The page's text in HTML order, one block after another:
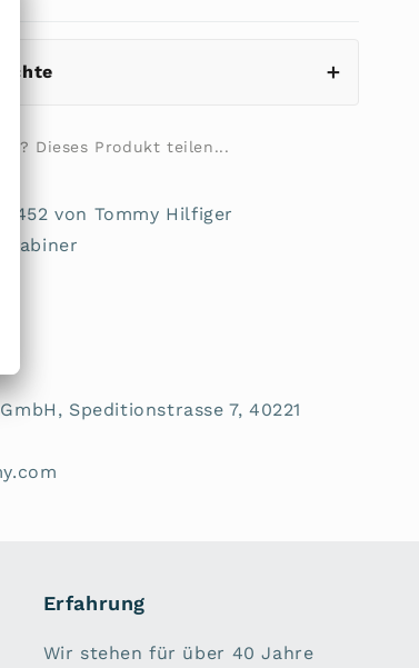
Dieses Produkt teilen...
von Tommy Hilfiger
Speditionstrasse 7, 40221
Erfahrung
Wir stehen für über 40 Jahre